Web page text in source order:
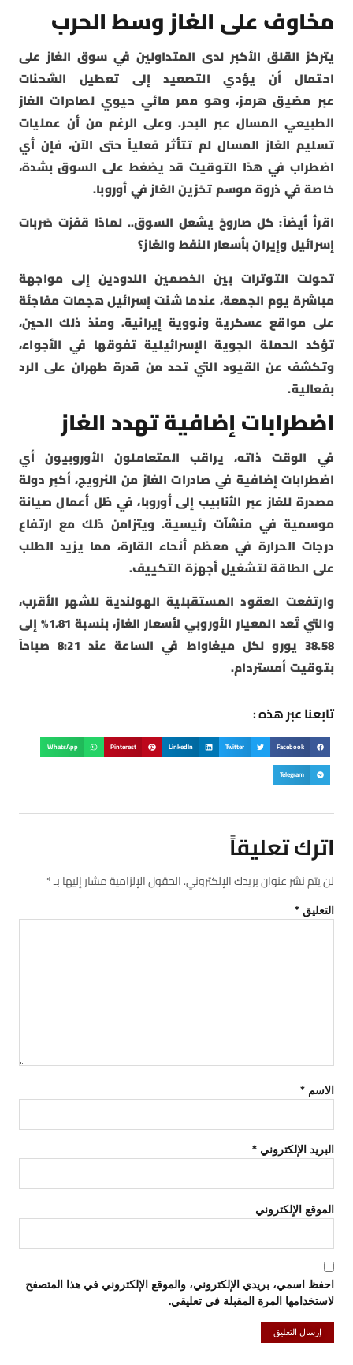
مخاوف على الغاز وسط الحرب
يتركز القلق الأكبر لدى المتداولين في سوق الغاز على
احتمال أن يؤدي التصعيد إلى تعطيل الشحنات
عبر مضيق هرمز، وهو ممر مائي حيوي لصادرات الغاز
الطبيعي المسال عبر البحر. وعلى الرغم من أن عمليات
تسليم الغاز المسال لم تتأثر فعلياً حتى الآن، فإن أي
اضطراب في هذا التوقيت قد يضغط على السوق بشدة،
خاصة في ذروة موسم تخزين الغاز في أوروبا.
اقرأ أيضاً: كل صاروخ يشعل السوق.. لماذا قفزت ضربات
إسرائيل وإيران بأسعار النفط والغاز؟
تحولت التوترات بين الخصمين اللدودين إلى مواجهة
مباشرة يوم الجمعة، عندما شنت إسرائيل هجمات مفاجئة
على مواقع عسكرية ونووية إيرانية. ومنذ ذلك الحين،
تؤكد الحملة الجوية الإسرائيلية تفوقها في الأجواء،
وتكشف عن القيود التي تحد من قدرة طهران على الرد
بفعالية.
اضطرابات إضافية تهدد الغاز
في الوقت ذاته، يراقب المتعاملون الأوروبيون أي
اضطرابات إضافية في صادرات الغاز من النرويج، أكبر دولة
مصدرة للغاز عبر الأنابيب إلى أوروبا، في ظل أعمال صيانة
موسمية في منشآت رئيسية. ويتزامن ذلك مع ارتفاع
درجات الحرارة في معظم أنحاء القارة، مما يزيد الطلب
على الطاقة لتشغيل أجهزة التكييف.
وارتفعت العقود المستقبلية الهولندية للشهر الأقرب،
والتي تُعد المعيار الأوروبي لأسعار الغاز، بنسبة 1.81% إلى
38.58 يورو لكل ميغاواط في الساعة عند 8:21 صباحاً
بتوقيت أمستردام.
تابعنا عبر هذه :
Facebook
Twitter
LinkedIn
Pinterest
WhatsApp
Telegram
اترك تعليقاً
لن يتم نشر عنوان بريدك الإلكتروني.الحقول الإلزامية مشار إليها بـ*
التعليق *
الاسم *
البريد الإلكتروني *
الموقع الإلكتروني
احفظ اسمي، بريدي الإلكتروني، والموقع الإلكتروني في هذا المتصفح
لاستخدامها المرة المقبلة في تعليقي.